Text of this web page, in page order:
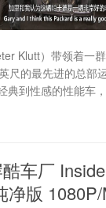
Klutt）带领着一
尺的最先进的总
到性感的性能车
车厂
版